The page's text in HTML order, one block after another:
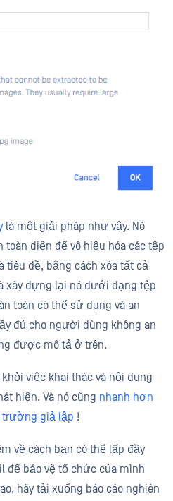
là một giải pháp như vậy. Nó
diện để vô hiệu hóa các tệp
tiêu đề, bằng cách xóa tất cả
xây dựng lại nó dưới dạng tệp
toàn có thể sử dụng và an
đủ cho người dùng không an
được mô tả ở trên.
khỏi việc khai thác và nội dung
hiện. Và nó cũng nhanh hơn
trường giả lập !
về cách bạn có thể lấp đầy
để bảo vệ tổ chức của mình
hãy tải xuống báo cáo nghiên